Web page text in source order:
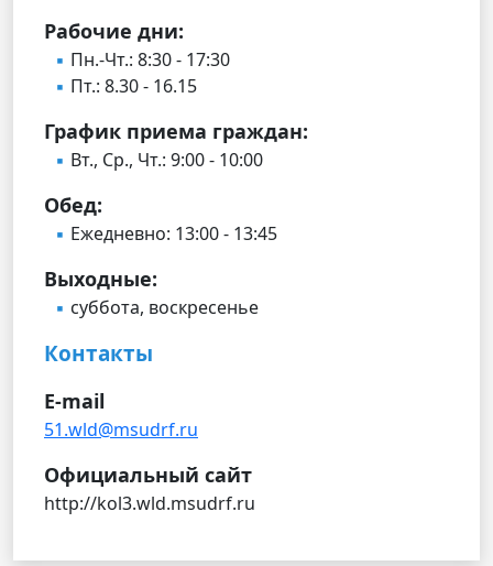
Рабочие дни:
Пн.-Чт.: 8:30 - 17:30
Пт.: 8.30 - 16.15
График приема граждан:
Вт., Ср., Чт.: 9:00 - 10:00
Обед:
Ежедневно: 13:00 - 13:45
Выходные:
суббота, воскресенье
Контакты
E-mail
51.wld@msudrf.ru
Официальный сайт
http://kol3.wld.msudrf.ru